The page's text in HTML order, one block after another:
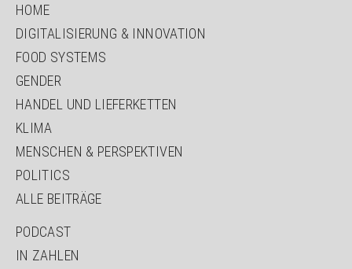
HOME
DIGITALISIERUNG & INNOVATION
FOOD SYSTEMS
GENDER
HANDEL UND LIEFERKETTEN
KLIMA
MENSCHEN & PERSPEKTIVEN
POLITICS
ALLE BEITRÄGE
PODCAST
IN ZAHLEN